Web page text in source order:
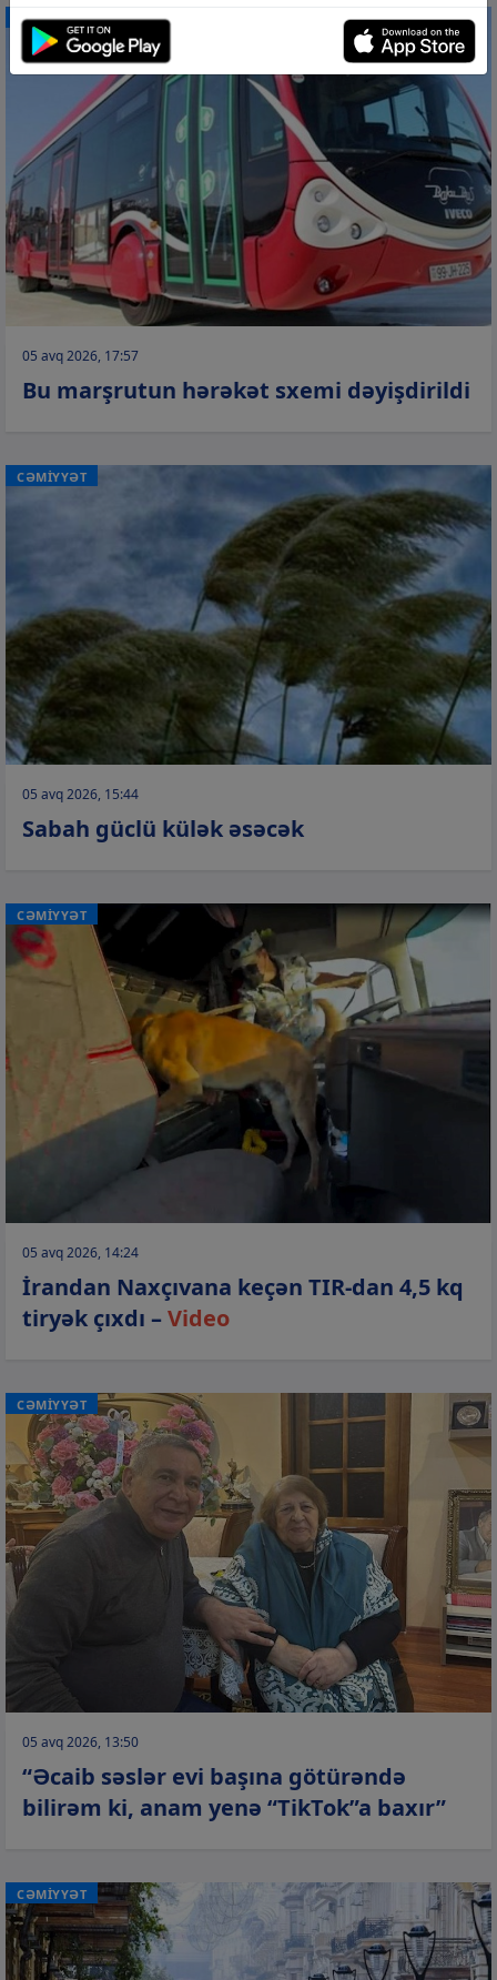
CƏMİYYƏT
05 avq 2026, 17:57
Bu marşrutun hərəkət sxemi dəyişdirildi
CƏMİYYƏT
05 avq 2026, 15:44
Sabah güclü külək əsəcək
CƏMİYYƏT
05 avq 2026, 14:24
İrandan Naxçıvana keçən TIR-dan 4,5 kq
tiryək çıxdı –Video
CƏMİYYƏT
05 avq 2026, 13:50
“Əcaib səslər evi başına götürəndə
bilirəm ki, anam yenə “TikTok”a baxır”
CƏMİYYƏT